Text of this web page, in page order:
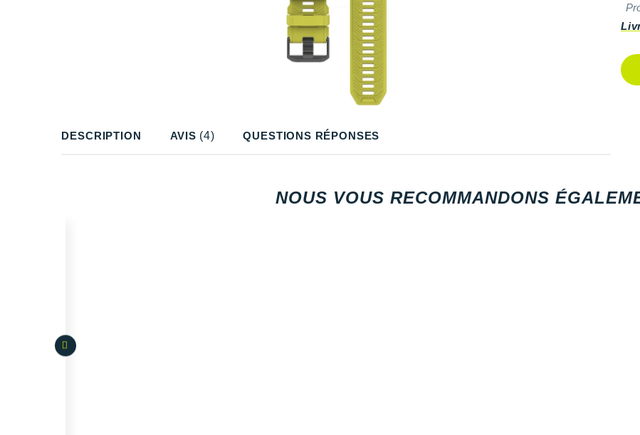
DESCRIPTION AVIS (4) QUESTIONS RÉPONSES
NOUS VOUS RECOMMANDONS